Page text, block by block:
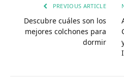
PREVIOUS ARTICLE
Descubre cuáles son los
mejores colchones para
dormir